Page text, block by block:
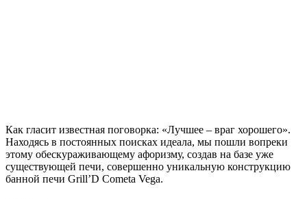
Как гласит известная поговорка: «Лучшее – враг хорошего».
Находясь в постоянных поисках идеала, мы пошли вопреки
этому обескураживающему афоризму, создав на базе уже
существующей печи, совершенно уникальную конструкцию
банной печи Grill’D Cometa Vega.